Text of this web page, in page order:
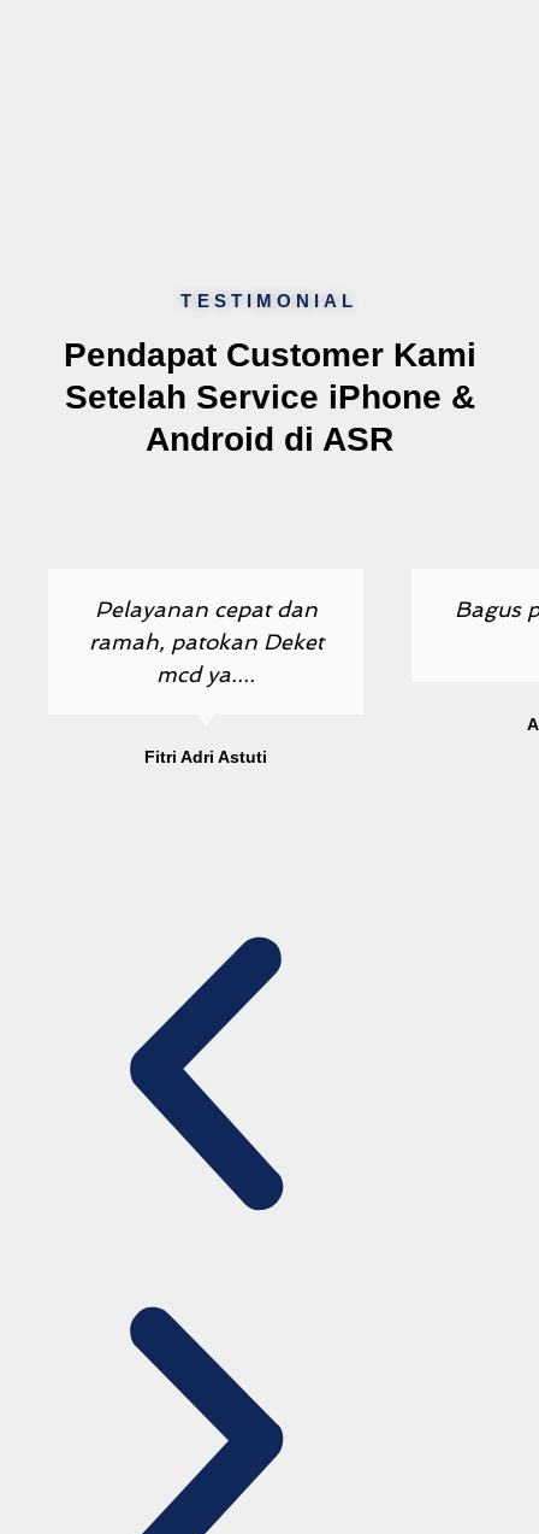
TESTIMONIAL
Pendapat Customer Kami
Setelah Service iPhone &
Android di ASR
Pelayanan cepat dan
ramah, patokan Deket
mcd ya....
Fitri Adri Astuti
Bagus